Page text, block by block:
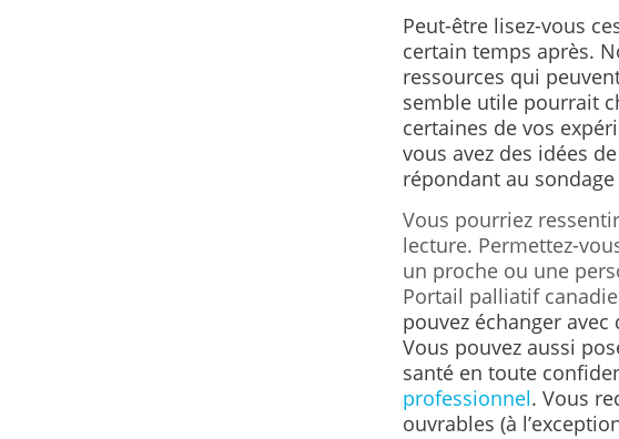
Peut-être lisez-vous
certain temps après.
ressources qui
semble utile pourrait
certaines de vos
vous avez des idées
répondant au
Vous pourriez
lecture. Permettez-
un proche ou une
Portail palliatif
pouvez échanger
Vous pouvez aussi
santé en toute
professionnel. Vous
ouvrables (à